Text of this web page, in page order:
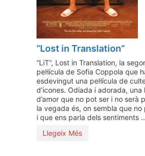
“Lost in Translation”
“LiT”, Lost in Translation, la
pel·lícula de Sofia Coppola que
esdevingut una pel·lícula de
d’icones. Odiada i adorada, una
d’amor que no pot ser i no serà
la vegada és, on sembla que no
i que ens parla dels sentiments
Llegeix Més